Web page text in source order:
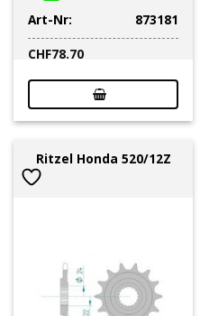
Art-Nr:
873181
CHF78.70
Ritzel Honda 520/12Z